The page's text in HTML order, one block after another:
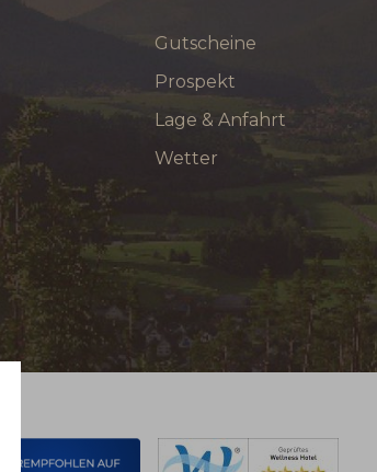
Gutscheine
Prospekt
Lage & Anfahrt
Wetter